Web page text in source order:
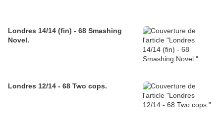
Londres 14/14 (fin) - 68 Smashing
Novel.
Londres 12/14 - 68 Two cops.